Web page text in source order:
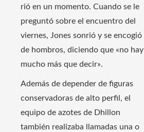
rió en un momento. Cuando se le
preguntó sobre el encuentro del
viernes, Jones sonrió y se encogió
de hombros, diciendo que «no hay
mucho más que decir».
Además de depender de figuras
conservadoras de alto perfil, el
equipo de azotes de Dhillon
también realizaba llamadas una o